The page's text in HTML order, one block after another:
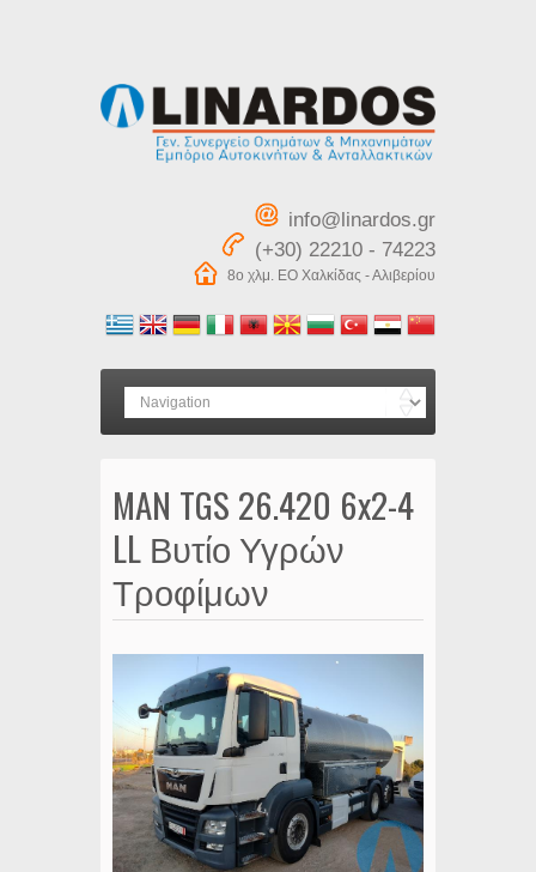
info@linardos.gr
(+30) 22210 - 74223
8ο χλμ. ΕΟ Χαλκίδας - Αλιβερίου
MAN TGS 26.420 6x2-4
LL Βυτίο Υγρών
Τροφίμων